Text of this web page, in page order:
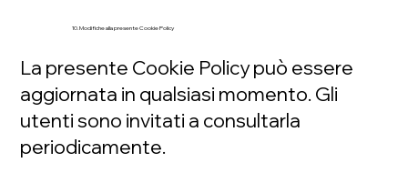
10. Modifiche alla presente Cookie Policy
La presente Cookie Policy può essere
aggiornata in qualsiasi momento. Gli
utenti sono invitati a consultarla
periodicamente.